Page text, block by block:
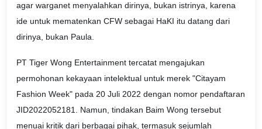
agar warganet menyalahkan dirinya, bukan istrinya, karena
ide untuk mematenkan CFW sebagai HaKI itu datang dari
dirinya, bukan Paula.
PT Tiger Wong Entertainment tercatat mengajukan
permohonan kekayaan intelektual untuk merek "Citayam
Fashion Week" pada 20 Juli 2022 dengan nomor pendaftaran
JID2022052181. Namun, tindakan Baim Wong tersebut
menuai kritik dari berbagai pihak, termasuk sejumlah